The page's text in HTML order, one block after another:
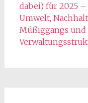
dabei) für 2025 –
Umwelt,
Müßiggangs und